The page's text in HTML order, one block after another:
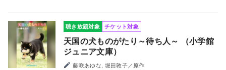
聴き放題対象 チケット対象
天国の犬ものがたり～待ち人～ （小学館
ジュニア文庫）
藤咲あゆな, 堀田敦子／原作